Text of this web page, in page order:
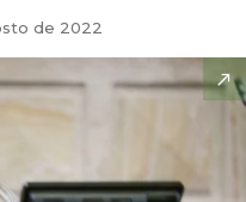
de 2022